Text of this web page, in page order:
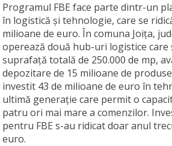
Programul FBE face parte dintr-un
în logistică și tehnologie, care se
milioane de euro. În comuna Joița,
operează două hub-uri logistice care
suprafață totală de 250.000 de mp,
depozitare de 15 milioane de
investit 43 de milioane de euro în
ultimă generație care permit o
patru ori mai mare a comenzilor.
pentru FBE s-au ridicat doar anul
euro.